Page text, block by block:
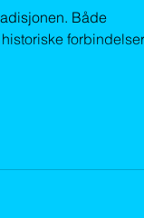
Både